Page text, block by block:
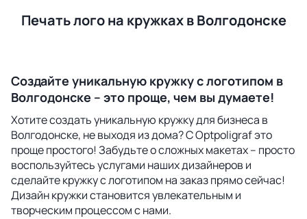
Печать лого на кружках в Волгодонске
Создайте уникальную кружку с логотипом в
Волгодонске – это проще, чем вы думаете!
Хотите создать уникальную кружку для бизнеса в
Волгодонске, не выходя из дома? С Optpoligraf это
проще простого! Забудьте о сложных макетах – просто
воспользуйтесь услугами наших дизайнеров и
сделайте кружку с логотипом на заказ прямо сейчас!
Дизайн кружки становится увлекательным и
творческим процессом с нами.